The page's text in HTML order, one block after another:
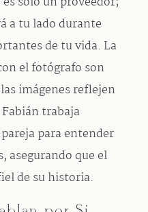
a tu lado durante
de tu vida. La
el fotógrafo son
imágenes reflejen
trabaja
para entender
asegurando que el
de su historia.